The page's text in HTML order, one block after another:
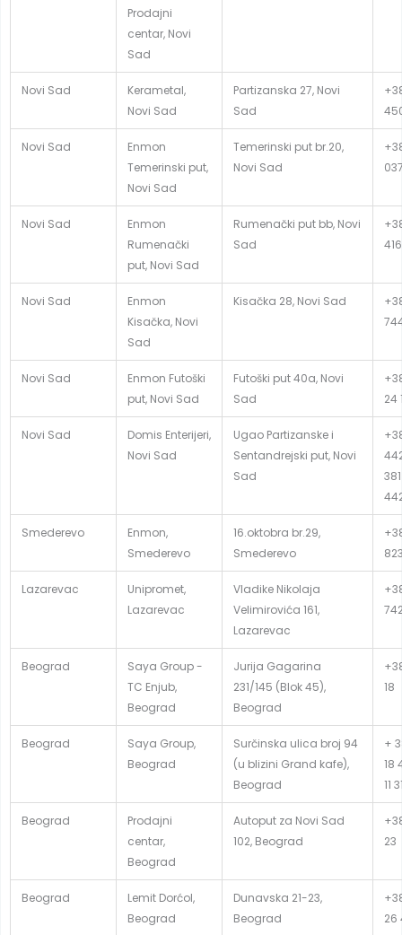
Prodajni
centar, Novi
Sad
Novi Sad
Kerametal,
Novi Sad
Partizanska 27, Novi
Sad
Novi Sad
Enmon
Temerinski put,
Novi Sad
Temerinski put br.20,
Novi Sad
Novi Sad
Enmon
Rumenački
put, Novi Sad
Rumenački put bb, Novi
Sad
416
Novi Sad
Enmon
Kisačka, Novi
Sad
Kisačka 28, Novi Sad
Novi Sad
Enmon Futoški
put, Novi Sad
Futoški put 40a, Novi
Sad
24
Novi Sad
Domis Enterijeri,
Novi Sad
Ugao Partizanske i
Sentandrejski put, Novi
Sad
Smederevo
Enmon,
Smederevo
16.oktobra br.29,
Smederevo
Lazarevac
Unipromet,
Lazarevac
Vladike Nikolaja
Velimirovića 161,
Lazarevac
Beograd
Saya Group -
TC Enjub,
Beograd
Jurija Gagarina
231/145 (Blok 45),
Beograd
18
Beograd
Saya Group,
Beograd
Surčinska ulica broj 94
(u blizini Grand kafe),
Beograd
+
18
11
Beograd
Prodajni
centar,
Beograd
Autoput za Novi Sad
102, Beograd
23
Beograd
Lemit Dorćol,
Beograd
Dunavska 21-23,
Beograd
26